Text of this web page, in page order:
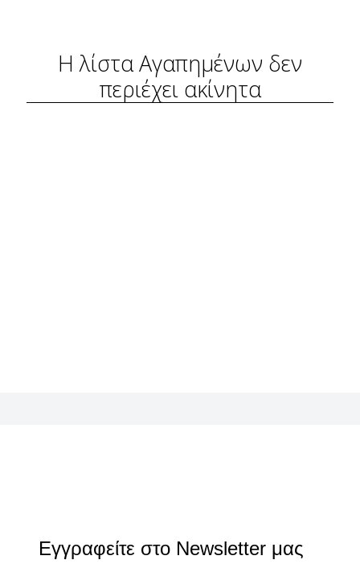
Η λίστα Αγαπημένων δεν
περιέχει ακίνητα
Εγγραφείτε στο Newsletter μας